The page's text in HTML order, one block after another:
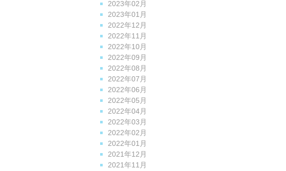
2023年02月
2023年01月
2022年12月
2022年11月
2022年10月
2022年09月
2022年08月
2022年07月
2022年06月
2022年05月
2022年04月
2022年03月
2022年02月
2022年01月
2021年12月
2021年11月